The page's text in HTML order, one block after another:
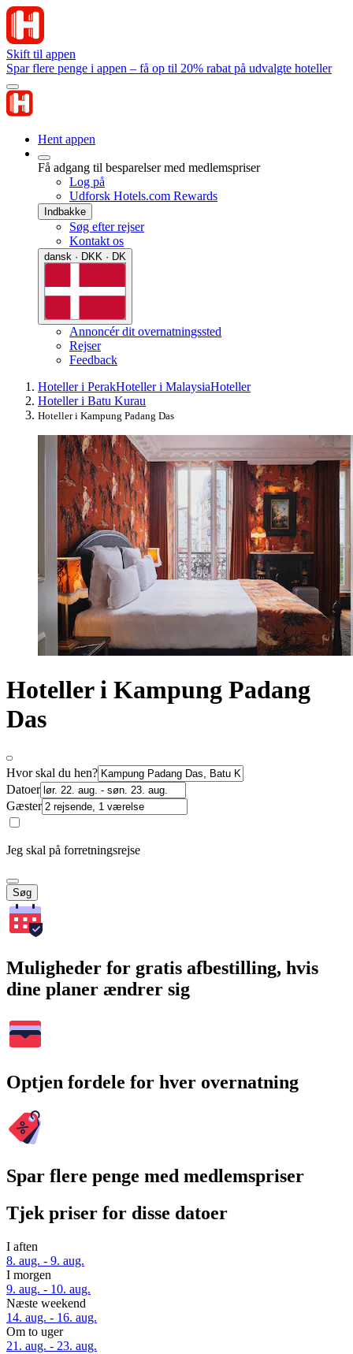
Skift til appen
Spar flere penge i appen – få op til 20% rabat på udvalgte hoteller
Hent appen
Få adgang til besparelser med medlemspriser
Log på
Udforsk Hotels.com Rewards
Indbakke
Søg efter rejser
Kontakt os
dansk · DKK · DK
Annoncér dit overnatningssted
Rejser
Feedback
Hoteller i PerakHoteller i MalaysiaHoteller
Hoteller i Batu Kurau
Hoteller i Kampung Padang Das
Hoteller i Kampung Padang
Das
Hvor skal du hen?
Datoer
Gæster
Jeg skal på forretningsrejse
Søg
Muligheder for gratis afbestilling, hvis
dine planer ændrer sig
Optjen fordele for hver overnatning
Spar flere penge med medlemspriser
Tjek priser for disse datoer
I aften
8. aug. - 9. aug.
I morgen
9. aug. - 10. aug.
Næste weekend
14. aug. - 16. aug.
Om to uger
21. aug. - 23. aug.